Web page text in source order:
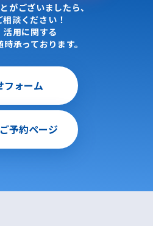
がございましたら、
談ください！
用に関する
承っております。
フォーム
予約ページ